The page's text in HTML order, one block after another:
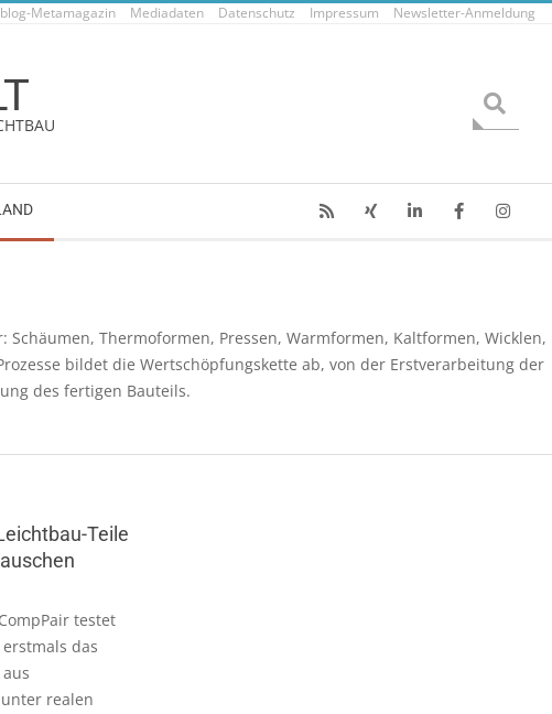
Metamagazin Mediadaten Datenschutz Impressum Newsletter-Anmeldung
Thermoformen, Pressen, Warmformen, Kaltformen, Wicklen,
bildet die Wertschöpfungskette ab, von der Erstverarbeitung der
des fertigen Bauteils.
Teile
testet
das
realen